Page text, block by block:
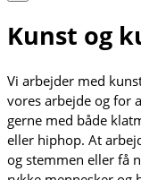
Kunst og
Vi arbejder med
vores arbejde og for
gerne med både
eller hiphop. At
og stemmen eller få